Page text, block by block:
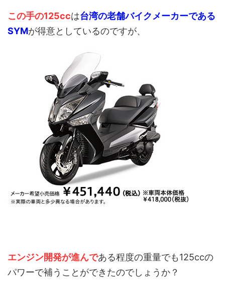
この手の125ccは台湾の老舗バイクメーカーである
SYMが得意としているのですが、
エンジン開発が進んである程度の重量でも125ccの
パワーで補うことができたのでしょうか？